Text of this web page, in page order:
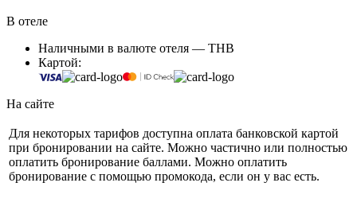
В отеле
Наличными в валюте отеля — THB
Картой:
На сайте
Для некоторых тарифов доступна оплата банковской картой
при бронировании на сайте. Можно частично или полностью
оплатить бронирование баллами. Можно оплатить
бронирование с помощью промокода, если он у вас есть.